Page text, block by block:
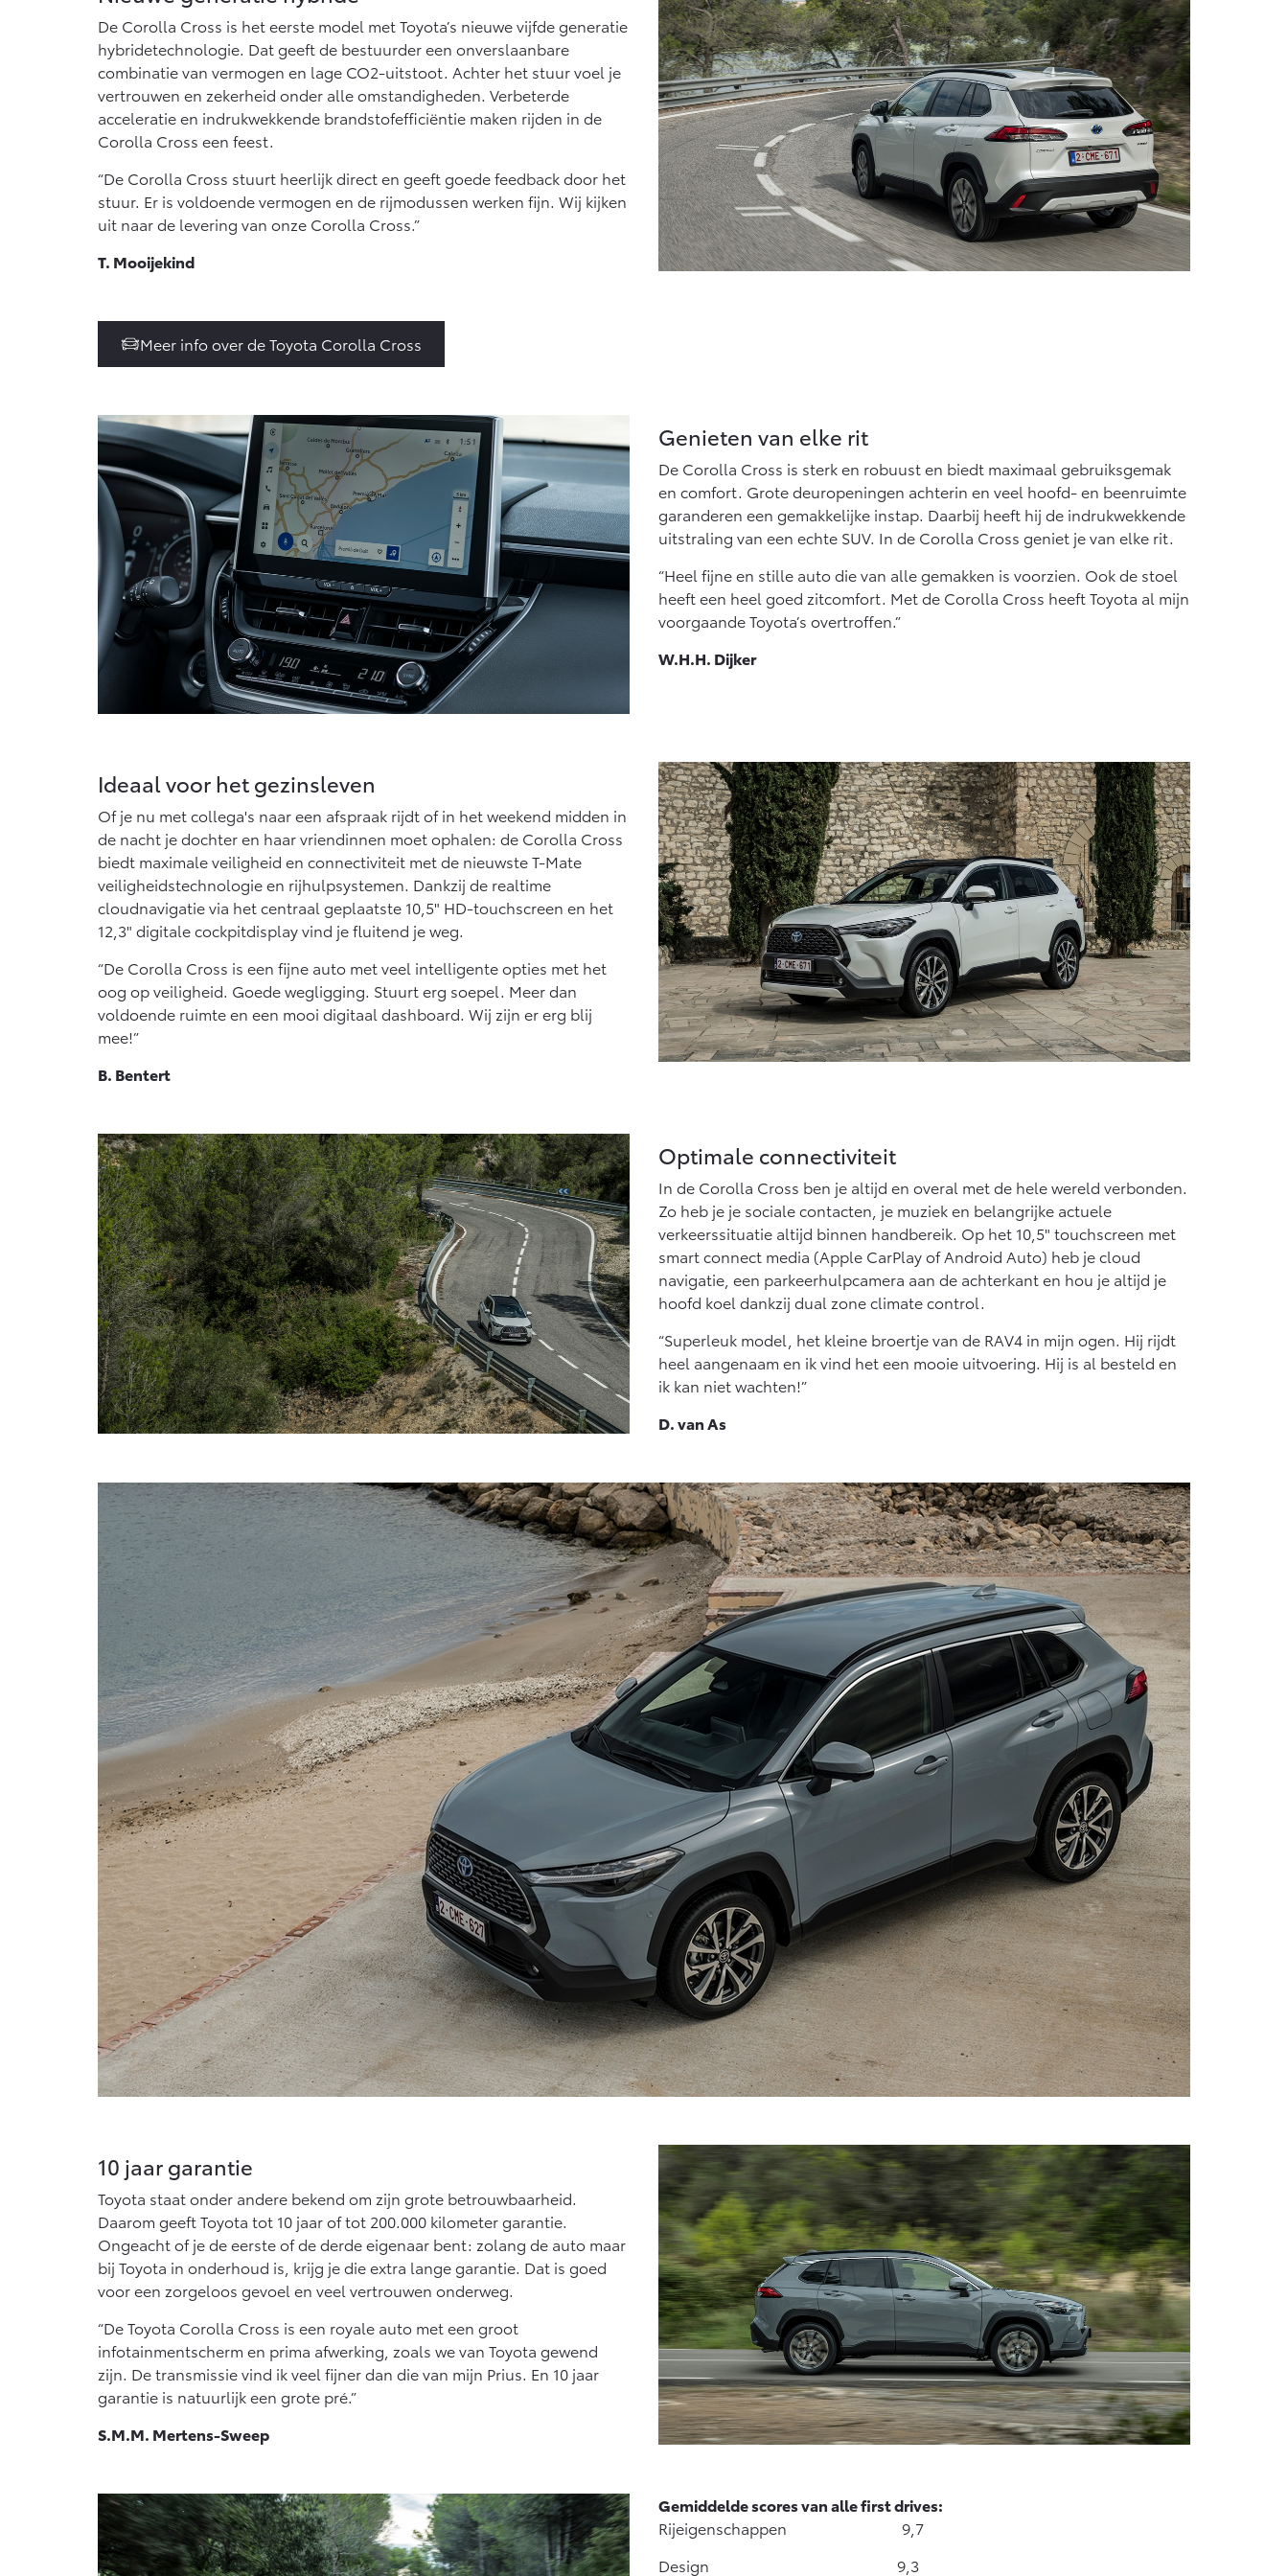
Vanaf € 76.695,- Vanaf € 37.500,- Vanaf € 55.950,-
Proace Max (excl. BTW)
OOK ALS BATTERIJ-
ELEKTRISCH
Vanaf € 46.301,-
Hilux (excl. BTW)
OOK ALS BATTERIJ-
ELEKTRISCH
Vanaf € 56.570,-
Land Cruiser (excl.
Vanaf € 89.986,-
De Corolla Cross is het eerste model met Toyota’s nieuwe vijfde generatie
hybridetechnologie. Dat geeft de bestuurder een onverslaanbare
combinatie van vermogen en lage CO2-uitstoot. Achter het stuur voel je
vertrouwen en zekerheid onder alle omstandigheden. Verbeterde
acceleratie en indrukwekkende brandstofefficiëntie maken rijden in de
Corolla Cross een feest.
“De Corolla Cross stuurt heerlijk direct en geeft goede feedback door het
stuur. Er is voldoende vermogen en de rijmodussen werken fijn. Wij kijken
uit naar de levering van onze Corolla Cross.”
T. Mooijekind
Meer info over de Toyota Corolla Cross
Genieten van elke rit
De Corolla Cross is sterk en robuust en biedt maximaal gebruiksgemak
en comfort. Grote deuropeningen achterin en veel hoofd- en beenruimte
garanderen een gemakkelijke instap. Daarbij heeft hij de indrukwekkende
uitstraling van een echte SUV. In de Corolla Cross geniet je van elke rit.
“Heel fijne en stille auto die van alle gemakken is voorzien. Ook de stoel
heeft een heel goed zitcomfort. Met de Corolla Cross heeft Toyota al mijn
voorgaande Toyota’s overtroffen.”
W.H.H. Dijker
Ideaal voor het gezinsleven
Of je nu met collega's naar een afspraak rijdt of in het weekend midden in
de nacht je dochter en haar vriendinnen moet ophalen: de Corolla Cross
biedt maximale veiligheid en connectiviteit met de nieuwste T-Mate
veiligheidstechnologie en rijhulpsystemen. Dankzij de realtime
cloudnavigatie via het centraal geplaatste 10,5" HD-touchscreen en het
12,3" digitale cockpitdisplay vind je fluitend je weg.
“De Corolla Cross is een fijne auto met veel intelligente opties met het
oog op veiligheid. Goede wegligging. Stuurt erg soepel. Meer dan
voldoende ruimte en een mooi digitaal dashboard. Wij zijn er erg blij
mee!”
B. Bentert
Optimale connectiviteit
In de Corolla Cross ben je altijd en overal met de hele wereld verbonden.
Zo heb je je sociale contacten, je muziek en belangrijke actuele
verkeerssituatie altijd binnen handbereik. Op het 10,5" touchscreen met
smart connect media (Apple CarPlay of Android Auto) heb je cloud
navigatie, een parkeerhulpcamera aan de achterkant en hou je altijd je
hoofd koel dankzij dual zone climate control.
“Superleuk model, het kleine broertje van de RAV4 in mijn ogen. Hij rijdt
heel aangenaam en ik vind het een mooie uitvoering. Hij is al besteld en
ik kan niet wachten!”
D. van As
10 jaar garantie
Toyota staat onder andere bekend om zijn grote betrouwbaarheid.
Daarom geeft Toyota tot 10 jaar of tot 200.000 kilometer garantie.
Ongeacht of je de eerste of de derde eigenaar bent: zolang de auto maar
bij Toyota in onderhoud is, krijg je die extra lange garantie. Dat is goed
voor een zorgeloos gevoel en veel vertrouwen onderweg.
“De Toyota Corolla Cross is een royale auto met een groot
infotainmentscherm en prima afwerking, zoals we van Toyota gewend
zijn. De transmissie vind ik veel fijner dan die van mijn Prius. En 10 jaar
garantie is natuurlijk een grote pré.”
S.M.M. Mertens-Sweep
Gemiddelde scores van alle first drives:
Rijeigenschappen 9,7
Design 9,3